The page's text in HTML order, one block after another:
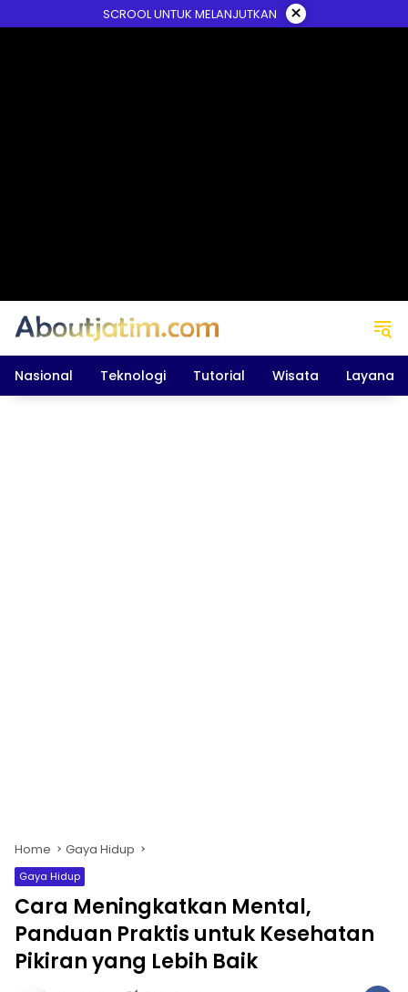
to
SCROOL UNTUK MELANJUTKAN ×
Nasional Teknologi Tutorial Wisata Layanan
Home Gaya Hidup
Gaya Hidup
Cara Meningkatkan Mental,
Panduan Praktis untuk Kesehatan
Pikiran yang Lebih Baik